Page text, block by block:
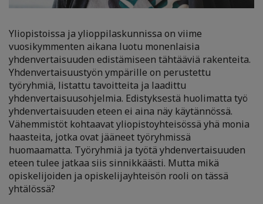
Yliopistoissa ja ylioppilaskunnissa on viime
vuosikymmenten aikana luotu monenlaisia
yhdenvertaisuuden edistämiseen tähtääviä rakenteita.
Yhdenvertaisuustyön ympärille on perustettu
työryhmiä, listattu tavoitteita ja laadittu
yhdenvertaisuusohjelmia. Edistyksestä huolimatta työ
yhdenvertaisuuden eteen ei aina näy käytännössä.
Vähemmistöt kohtaavat yliopistoyhteisössä yhä monia
haasteita, jotka ovat jääneet työryhmissä
huomaamatta. Työryhmiä ja työtä yhdenvertaisuuden
eteen tulee jatkaa siis sinnikkäästi. Mutta mikä
opiskelijoiden ja opiskelijayhteisön rooli on tässä
yhtälössä?